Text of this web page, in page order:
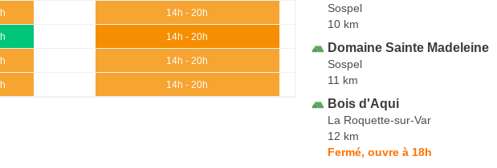
14h - 20h
14h - 20h
14h - 20h
14h - 20h
Sospel
10 km
Domaine Sainte Madeleine
Sospel
11 km
Bois d'Aqui
La Roquette-sur-Var
12 km
Fermé, ouvre à 18h